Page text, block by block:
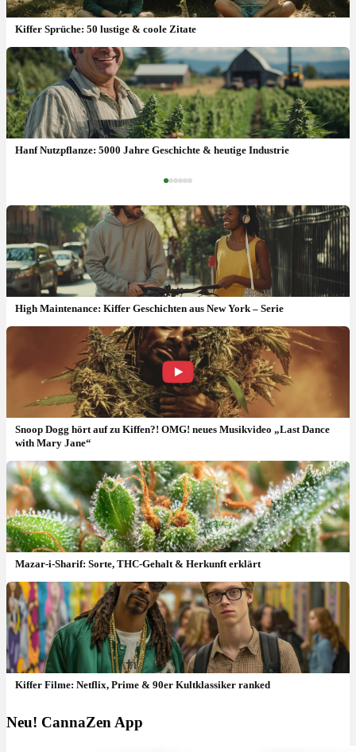
Kiffer Sprüche: 50 lustige & coole Zitate
Hanf Nutzpflanze: 5000 Jahre Geschichte & heutige Industrie
Kiffer Witze: 40 kurze & lustige Sprüche mit Bildern
High Maintenance: Kiffer Geschichten aus New York – Serie
Snoop Dogg hört auf zu Kiffen?! OMG! neues Musikvideo „Last Dance
with Mary Jane“
Mazar-i-Sharif: Sorte, THC-Gehalt & Herkunft erklärt
Kiffer Filme: Netflix, Prime & 90er Kultklassiker ranked
Neu! CannaZen App